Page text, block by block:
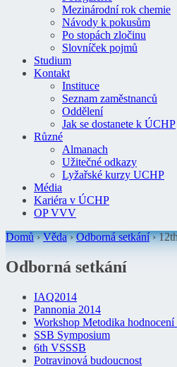
Mezinárodní rok chemie
Návody k pokusům
Po stopách zločinu
Slovníček pojmů
Studium
Kontakt
Instituce
Seznam zaměstnanců
Oddělení
Jak se dostanete k ÚCHP
Různé
Almanach
Užitečné odkazy
Lyžařské kurzy UCHP
Média
Kariéra v ÚCHP
OP VVV
Domů›Věda›Odborná setkání›
Odborná setkání
IAQ2014
Pannonia 2014
Workshop Metodika
SSB Symposium
6th VSSSB
Potravinová budoucnost